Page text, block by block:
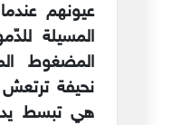
عيونهم
المسيلة
المضغوط
نحيفة
هي تبسط